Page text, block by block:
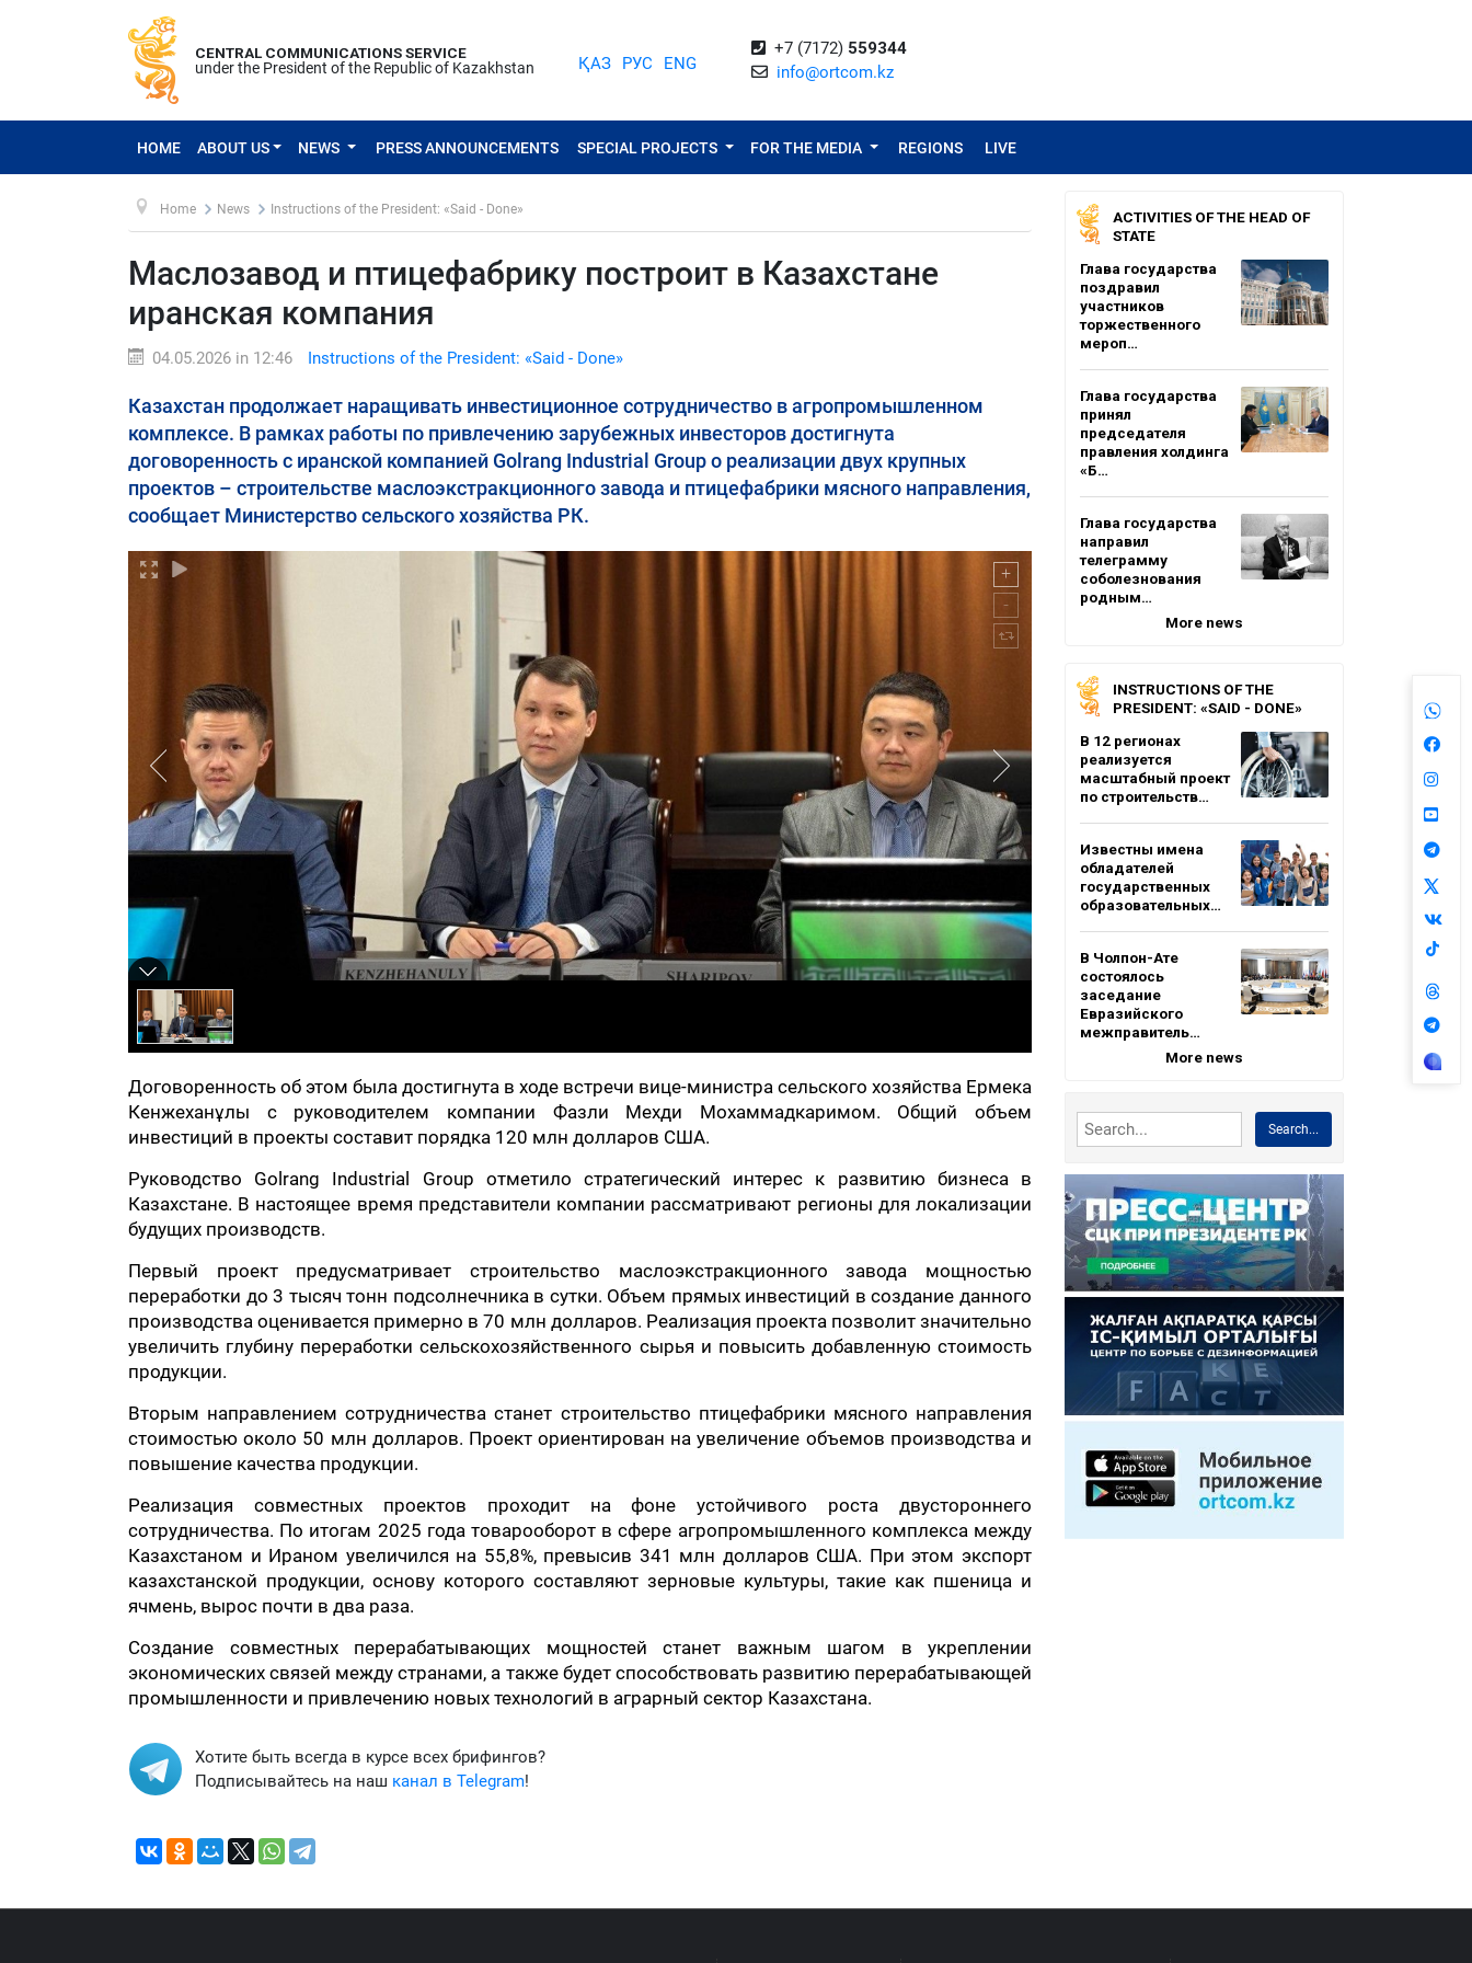
CENTRAL COMMUNICATIONS SERVICE
under the President of the Republic of Kazakhstan
ҚАЗ РУС ENG
+7 (7172) 559344
info@ortcom.kz
HOME ABOUT US NEWS PRESS ANNOUNCEMENTS SPECIAL PROJECTS FOR THE MEDIA REGIONS LIVE
Home News Instructions of the President: «Said - Done»
Маслозавод и птицефабрику построит в Казахстане
иранская компания
04.05.2026 in 12:46 Instructions of the President: «Said - Done»
Казахстан продолжает наращивать инвестиционное сотрудничество в агропромышленном
комплексе. В рамках работы по привлечению зарубежных инвесторов достигнута
договоренность с иранской компанией Golrang Industrial Group о реализации двух крупных
проектов – строительстве маслоэкстракционного завода и птицефабрики мясного направления,
сообщает Министерство сельского хозяйства РК.
Договоренность об этом была достигнута в ходе встречи вице-министра сельского хозяйства Ермека
Кенжеханұлы с руководителем компании Фазли Мехди Мохаммадкаримом. Общий объем
инвестиций в проекты составит порядка 120 млн долларов США.
Руководство Golrang Industrial Group отметило стратегический интерес к развитию бизнеса в
Казахстане. В настоящее время представители компании рассматривают регионы для локализации
будущих производств.
Первый проект предусматривает строительство маслоэкстракционного завода мощностью
переработки до 3 тысяч тонн подсолнечника в сутки. Объем прямых инвестиций в создание данного
производства оценивается примерно в 70 млн долларов. Реализация проекта позволит значительно
увеличить глубину переработки сельскохозяйственного сырья и повысить добавленную стоимость
продукции.
Вторым направлением сотрудничества станет строительство птицефабрики мясного направления
стоимостью около 50 млн долларов. Проект ориентирован на увеличение объемов производства и
повышение качества продукции.
Реализация совместных проектов проходит на фоне устойчивого роста двустороннего
сотрудничества. По итогам 2025 года товарооборот в сфере агропромышленного комплекса между
Казахстаном и Ираном увеличился на 55,8%, превысив 341 млн долларов США. При этом экспорт
казахстанской продукции, основу которого составляют зерновые культуры, такие как пшеница и
ячмень, вырос почти в два раза.
Создание совместных перерабатывающих мощностей станет важным шагом в укреплении
экономических связей между странами, а также будет способствовать развитию перерабатывающей
промышленности и привлечению новых технологий в аграрный сектор Казахстана.
Хотите быть всегда в курсе всех брифингов?
Подписывайтесь на наш канал в Telegram!
ACTIVITIES OF THE HEAD OF
STATE
Глава государства
поздравил
участников
торжественного
мероп…
Глава государства
принял
председателя
правления холдинга
«Б…
Глава государства
направил
телеграмму
соболезнования
родным…
More news
INSTRUCTIONS OF THE
PRESIDENT: «SAID - DONE»
В 12 регионах
реализуется
масштабный проект
по строительств…
Известны имена
обладателей
государственных
образовательных…
В Чолпон-Ате
состоялось
заседание
Евразийского
межправитель…
More news
Search...